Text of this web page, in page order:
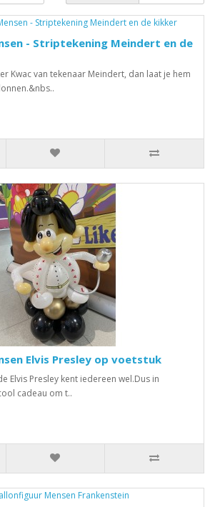
- Striptekening Meindert en de
Kwac van tekenaar Meindert, dan laat je hem
Elvis Presley op voetstuk
Elvis Presley kent iedereen wel.Dus in
cadeau om t..